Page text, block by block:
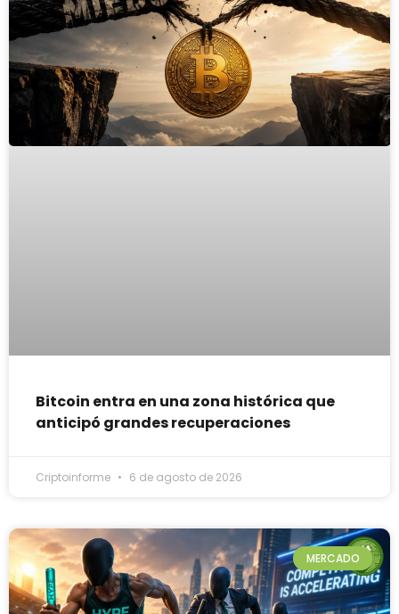
Bitcoin entra en una zona histórica que
anticipó grandes recuperaciones
Criptoinforme 6 de agosto de 2026
MERCADO